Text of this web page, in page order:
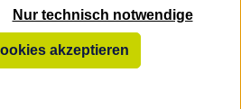
dentalkiosk.de
Nur technisch notwendige
akzeptieren